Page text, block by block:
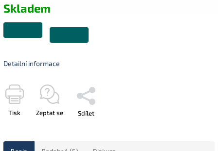
Skladem
Detailní informace
Tisk Zeptat se Sdílet